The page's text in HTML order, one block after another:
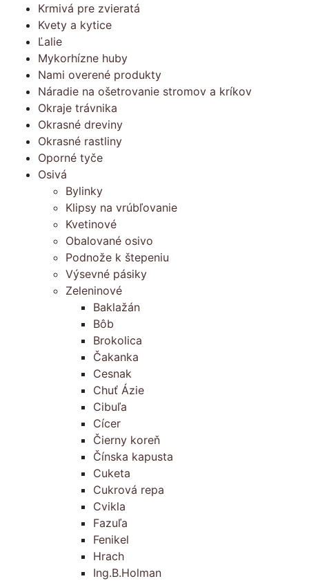
Krmivá pre zvieratá
Kvety a kytice
Ľalie
Mykorhízne huby
Nami overené produkty
Náradie na ošetrovanie stromov a kríkov
Okraje trávnika
Okrasné dreviny
Okrasné rastliny
Oporné tyče
Osivá
Bylinky
Klipsy na vrúbľovanie
Kvetinové
Obalované osivo
Podnože k štepeniu
Výsevné pásiky
Zeleninové
Baklažán
Bôb
Brokolica
Čakanka
Cesnak
Chuť Ázie
Cibuľa
Cícer
Čierny koreň
Čínska kapusta
Cuketa
Cukrová repa
Cvikla
Fazuľa
Fenikel
Hrach
Ing.B.Holman